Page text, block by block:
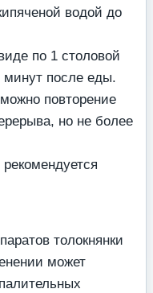
водой до
по 1 столовой
минут после еды.
повторение
но не более
толокнянки
может